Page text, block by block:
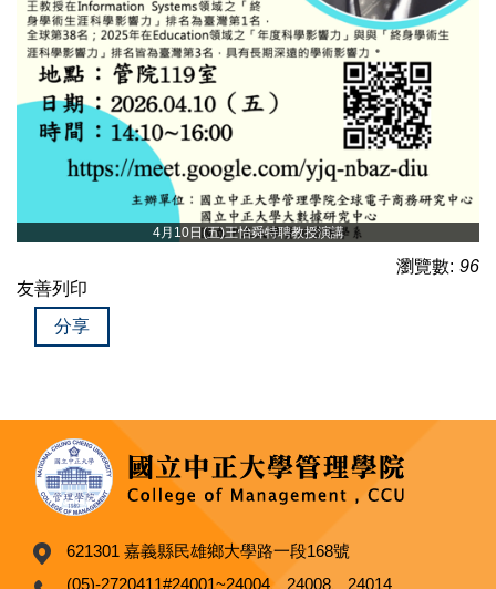
4月10日(五)王怡舜特聘教授演講
瀏覽數: 96
友善列印
分享
621301 嘉義縣民雄鄉大學路一段168號
(05)-2720411#24001~24004、24008、24014